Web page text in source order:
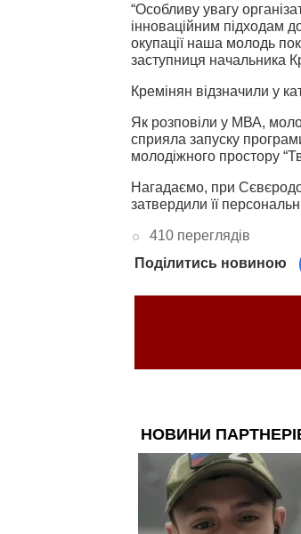
“Особливу увагу
інноваційним підходам
окупації наша молодь
заступниця начальника
Кремінян відзначили у
Як розповіли у МВА,
сприяла запуску
молодіжного простору
Нагадаємо, при
затвердили її
410 переглядів
Поділитись новиною